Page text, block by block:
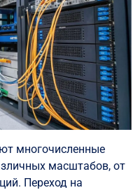
многочисленные
масштабов, от
Переход на